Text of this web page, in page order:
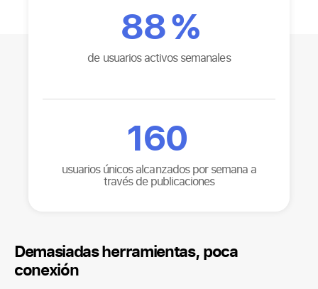
88%
de usuarios activos semanales
160
usuarios únicos alcanzados por semana a
través de publicaciones
Demasiadas herramientas, poca
conexión